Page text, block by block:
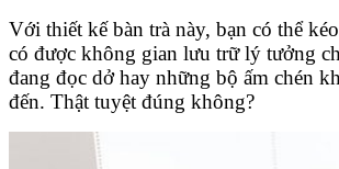
Với thiết kế bàn trà này, bạn có thể
có được không gian lưu trữ lý tưởng
đang đọc dở hay những bộ ấm chén
đến. Thật tuyệt đúng không?